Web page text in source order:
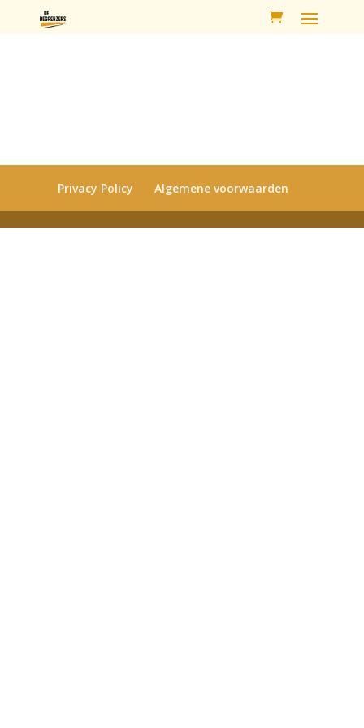
Privacy Policy Algemene voorwaarden